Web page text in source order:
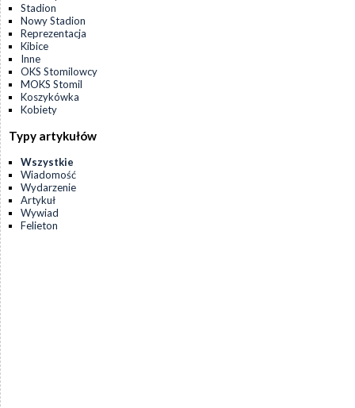
Stadion
Nowy Stadion
Reprezentacja
Kibice
Inne
OKS Stomilowcy
MOKS Stomil
Koszykówka
Kobiety
Typy artykułów
Wszystkie
Wiadomość
Wydarzenie
Artykuł
Wywiad
Felieton